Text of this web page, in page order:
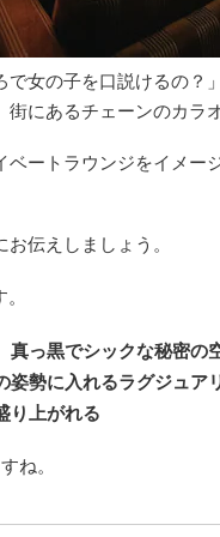
女の子を口説けるの？」
にあるチェーンのカラ
ートラウンジをイメー
伝えしましょう。
真っ黒でシックな秘密の
勢に入れるラグジュア
り上がれる
ね。